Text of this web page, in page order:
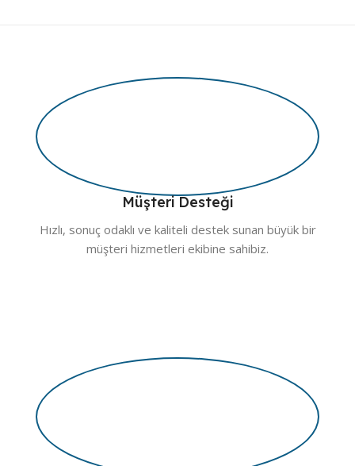
Müşteri Desteği
Hızlı, sonuç odaklı ve kaliteli destek sunan büyük bir
müşteri hizmetleri ekibine sahibiz.